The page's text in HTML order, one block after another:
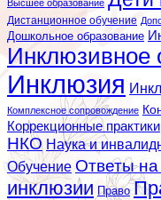
Высшее образование
Дистанционное обучение
Дошкольное образование
Инклюзивное
Инклюзия
Комплексное сопровождение
Коррекционные практики
НКО Наука и
Обучение Ответы
инклюзии Право